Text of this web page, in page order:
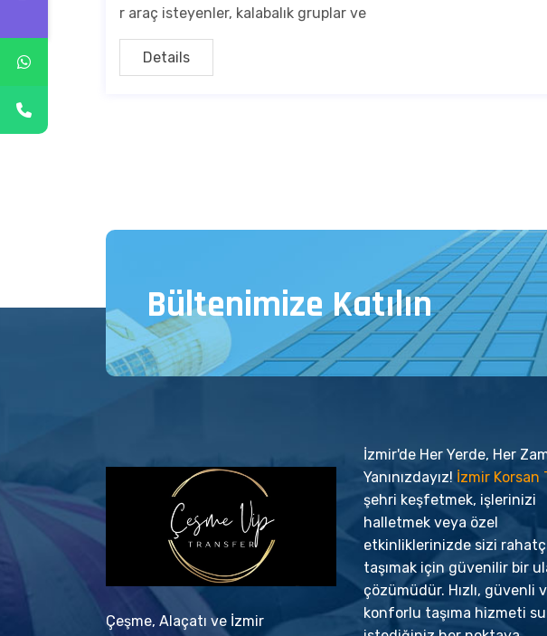
r araç isteyenler, kalabalık gruplar ve
Details
Bültenimize Katılın
Çeşme, Alaçatı ve İzmir
İzmir'de Her Yerde, Her
Yanınızdayız! İzmir Korsan
şehri keşfetmek, işlerinizi
halletmek veya özel
etkinliklerinizde sizi
taşımak için güvenilir bir
çözümüdür. Hızlı, güvenli
konforlu taşıma hizmeti